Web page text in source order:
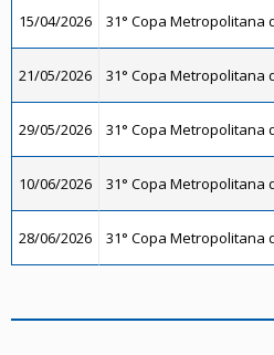
15/04/2026 31° Copa Metropolitana
21/05/2026 31° Copa Metropolitana
29/05/2026 31° Copa Metropolitana
10/06/2026 31° Copa Metropolitana
28/06/2026 31° Copa Metropolitana